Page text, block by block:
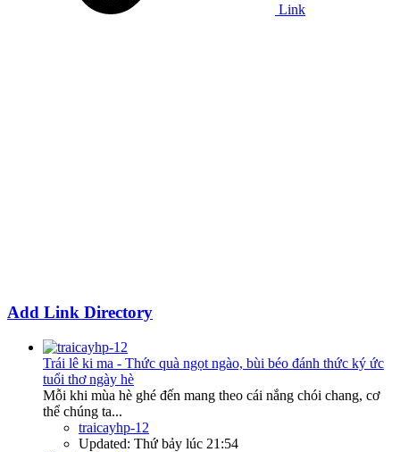
Link
Add Link Directory
Trái lê ki ma - Thức quà ngọt ngào, bùi béo đánh thức ký ức
tuổi thơ ngày hè
Mỗi khi mùa hè ghé đến mang theo cái nắng chói chang, cơ
thể chúng ta...
traicayhp-12
Updated: Thứ bảy lúc 21:54